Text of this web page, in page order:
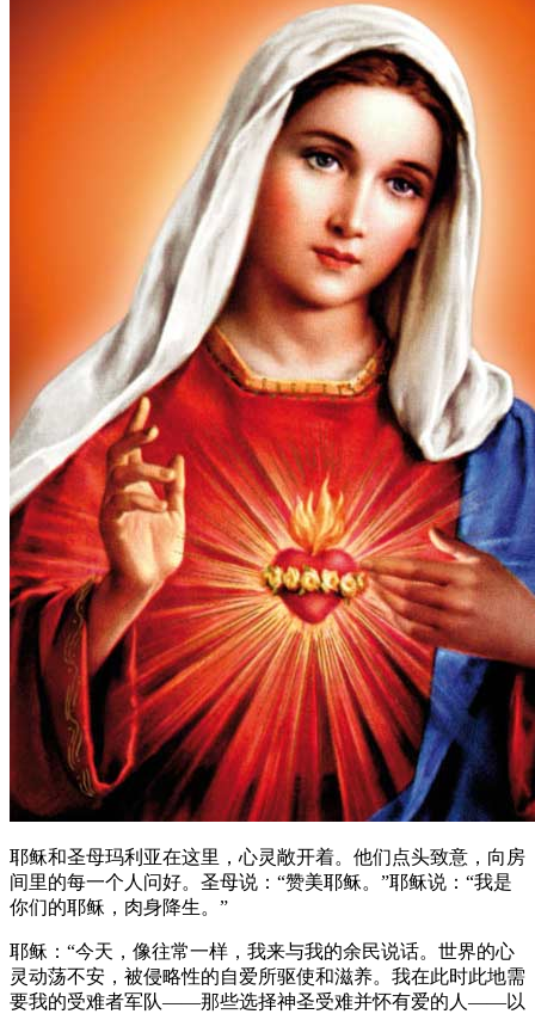
耶稣和圣母玛利亚在这里，心灵敞开着。他们点头致意，向房
间里的每一个人问好。圣母说：“赞美耶稣。”耶稣说：“我是
你们的耶稣，肉身降生。”
耶稣：“今天，像往常一样，我来与我的余民说话。世界的心
灵动荡不安，被侵略性的自爱所驱使和滋养。我在此时此地需
要我的受难者军队——那些选择神圣受难并怀有爱的人——以